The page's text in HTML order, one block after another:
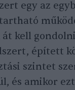
egy az
kell
épített
szintet
és amikor